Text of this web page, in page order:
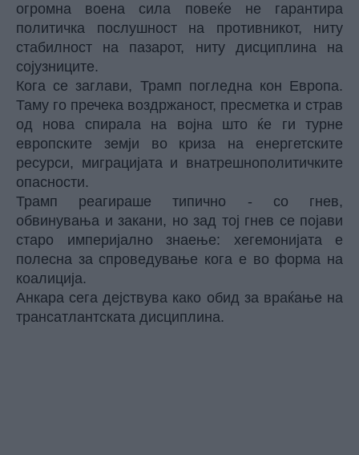
огромна воена сила повеќе не гарантира
политичка послушност на противникот, ниту
стабилност на пазарот, ниту дисциплина на
сојузниците.
Кога се заглави, Трамп погледна кон Европа.
Таму го пречека воздржаност, пресметка и страв
од нова спирала на војна што ќе ги турне
европските земји во криза на енергетските
ресурси, миграцијата и внатрешнополитичките
опасности.
Трамп реагираше типично - со гнев,
обвинувања и закани, но зад тој гнев се појави
старо империјално знаење: хегемонијата е
полесна за спроведување кога е во форма на
коалиција.
Анкара сега дејствува како обид за враќање на
трансатлантската дисциплина.